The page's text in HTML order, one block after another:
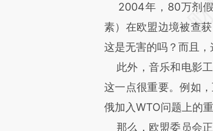
2004年，80万剂假
素）在欧盟边境被查
这是无害的吗？而且，
此外，音乐和电影工
这一点很重要。例如
俄加入WTO问题上的
那么，欧盟委员会正